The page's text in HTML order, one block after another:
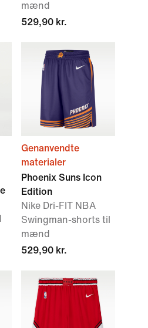
mænd
529,90 kr.
Genanvendte
materialer
Phoenix Suns Icon
Edition
Nike Dri-FIT NBA
Swingman-shorts til
mænd
529,90 kr.